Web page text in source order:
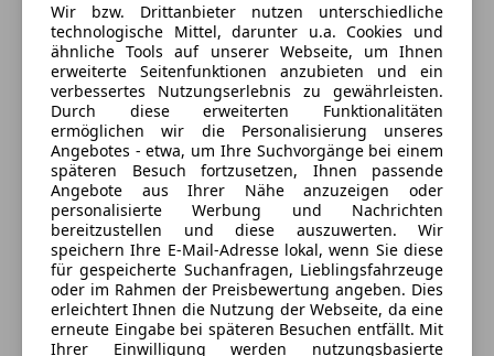
Verkäufer Privat
4565 Inzersdorf im Kremstal, AT
Anbieter kontaktieren
Deine Nachricht
Wir bzw. Drittanbieter nutzen unterschiedliche
technologische Mittel, darunter u.a. Cookies und
ähnliche Tools auf unserer Webseite, um Ihnen
erweiterte Seitenfunktionen anzubieten und ein
verbessertes Nutzungserlebnis zu gewährleisten.
Durch diese erweiterten Funktionalitäten
ermöglichen wir die Personalisierung unseres
Angebotes - etwa, um Ihre Suchvorgänge bei einem
späteren Besuch fortzusetzen, Ihnen passende
Angebote aus Ihrer Nähe anzuzeigen oder
personalisierte Werbung und Nachrichten
bereitzustellen und diese auszuwerten. Wir
speichern Ihre E-Mail-Adresse lokal, wenn Sie diese
für gespeicherte Suchanfragen, Lieblingsfahrzeuge
oder im Rahmen der Preisbewertung angeben. Dies
erleichtert Ihnen die Nutzung der Webseite, da eine
erneute Eingabe bei späteren Besuchen entfällt. Mit
Ihrer Einwilligung werden nutzungsbasierte